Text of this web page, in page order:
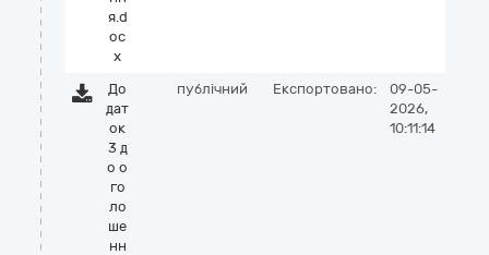
я.d
oc
x
До
дат
ок
3 д
о о
го
ло
ше
нн
публічний Експортовано:
09-05-
2026,
10:11:14